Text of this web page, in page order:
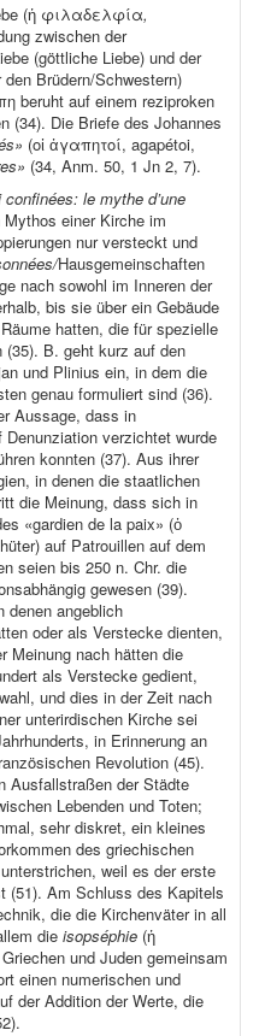
(ἡ φιλαδελφία,
zwischen der
(göttliche Liebe) und der
Brüdern/Schwestern)
beruht auf einem reziproken
(34). Die Briefe des Johannes
(οἱ ἀγαπητοί, agapétoi,
(34, Anm. 50, 1 Jn 2, 7).
le mythe d’une
einer Kirche im
nur versteckt und
Hausgemeinschaften
nach sowohl im Inneren der
bis sie über ein Gebäude
hatten, die für spezielle
(35). B. geht kurz auf den
und Plinius ein, in dem die
genau formuliert sind (36).
Aussage, dass in
verzichtet wurde
konnten (37). Aus ihrer
in denen die staatlichen
die Meinung, dass sich in
«gardien de la paix» (ὁ
auf Patrouillen auf dem
seien bis 250 n. Chr. die
gewesen (39).
denen angeblich
oder als Verstecke dienten,
Meinung nach hätten die
als Verstecke gedient,
und dies in der Zeit nach
unterirdischen Kirche sei
in Erinnerung an
Revolution (45).
Ausfallstraßen der Städte
Lebenden und Toten;
sehr diskret, ein kleines
des griechischen
weil es der erste
(51). Am Schluss des Kapitels
die die Kirchenväter in all
die isopséphie (ἡ
und Juden gemeinsam
einen numerischen und
der Addition der Werte, die